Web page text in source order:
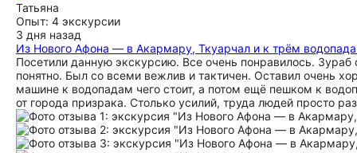
Татьяна
Опыт: 4 экскурсии
3 дня назад
Из Нового Афона — в Акармару, Ткуарчал и к трём
Посетили данную экскурсию. Все очень понравилось.
понятно. Был со всеми вежлив и тактичен. Оставил очень
машине к водопадам чего стоит, а потом ещё пешком к
от города призрака. Столько усилий, труда людей просто